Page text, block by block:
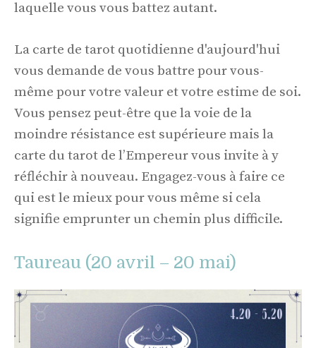
laquelle vous vous battez autant.
La carte de tarot quotidienne d'aujourd'hui
vous demande de vous battre pour vous-
même pour votre valeur et votre estime de soi.
Vous pensez peut-être que la voie de la
moindre résistance est supérieure mais la
carte du tarot de l’Empereur vous invite à y
réfléchir à nouveau. Engagez-vous à faire ce
qui est le mieux pour vous même si cela
signifie emprunter un chemin plus difficile.
Taureau (20 avril – 20 mai)